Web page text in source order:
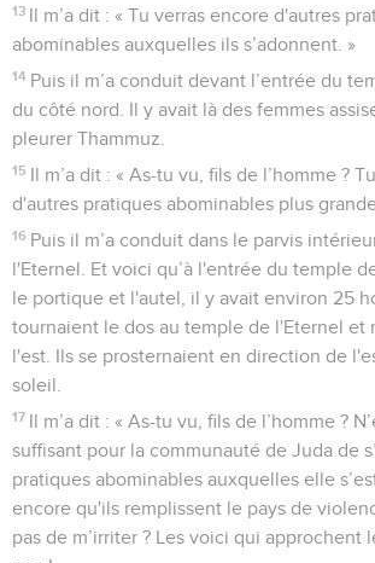
13 Il m’a dit : « Tu verras encore d'autres
abominables auxquelles ils s’adonnent. »
14 Puis il m’a conduit devant l’entrée du
du côté nord. Il y avait là des femmes
pleurer Thammuz.
15 Il m’a dit : « As-tu vu, fils de l’homme ?
d'autres pratiques abominables plus
16 Puis il m’a conduit dans le parvis
l'Eternel. Et voici qu’à l'entrée du temple
le portique et l'autel, il y avait environ 25
tournaient le dos au temple de l'Eternel et
l'est. Ils se prosternaient en direction de
soleil.
17 Il m’a dit : « As-tu vu, fils de l’homme ?
suffisant pour la communauté de Juda de
pratiques abominables auxquelles elle
encore qu'ils remplissent le pays de
pas de m’irriter ? Les voici qui approchent